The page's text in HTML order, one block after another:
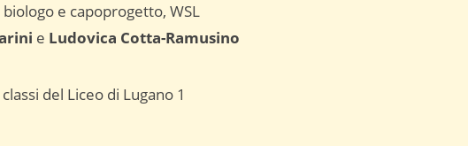
biologo e capoprogetto, WSL
e Ludovica Cotta-Ramusino
del Liceo di Lugano 1